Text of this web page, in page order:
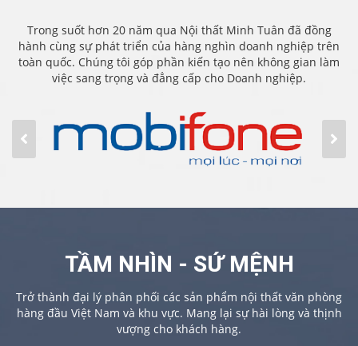
Trong suốt hơn 20 năm qua Nội thất Minh Tuân đã đồng
hành cùng sự phát triển của hàng nghìn doanh nghiệp trên
toàn quốc. Chúng tôi góp phần kiến tạo nên không gian làm
việc sang trọng và đẳng cấp cho Doanh nghiệp.
TẦM NHÌN - SỨ MỆNH
Trở thành đại lý phân phối các sản phẩm nội thất văn phòng
hàng đầu Việt Nam và khu vực. Mang lại sự hài lòng và thịnh
vượng cho khách hàng.